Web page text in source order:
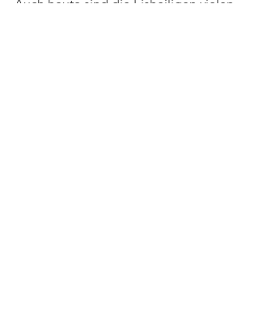
Auch heute sind die Eisheiligen vielen